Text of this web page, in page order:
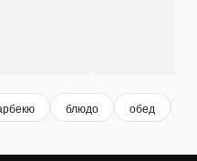
блюдо обед